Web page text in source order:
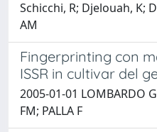
Schicchi, R; Djelouah, K;
AM
Fingerprinting con
ISSR in cultivar del
2005-01-01 LOMBARDO
FM; PALLA F